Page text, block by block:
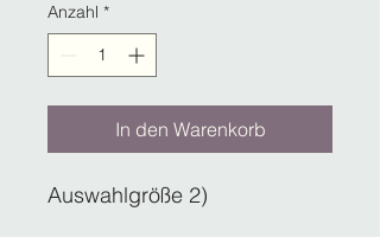
Anzahl *
In den Warenkorb
Auswahlgröße 2)